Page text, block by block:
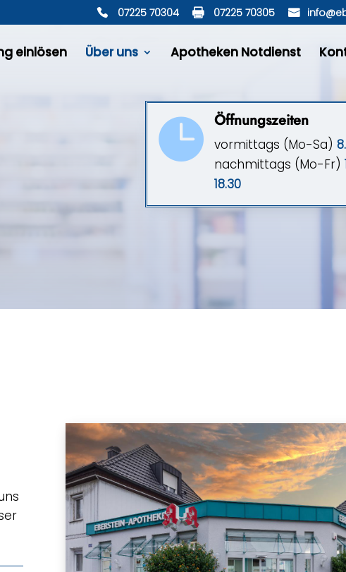
07225 70304 07225 70305
einlösen Über uns Apotheken Notdienst
 Öffnungszeiten
vormittags (Mo-Sa)
nachmittags (Mo-Fr)
18.30